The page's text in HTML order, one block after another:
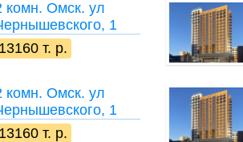
комн. Омск. ул
1
13160 т. р.
комн. Омск. ул
1
13160 т. р.